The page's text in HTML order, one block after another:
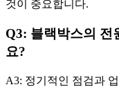
것이 중요합니다.
Q3: 블랙박스의 전
요?
A3: 정기적인 점검과